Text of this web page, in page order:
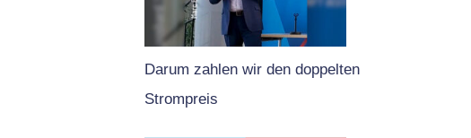
Darum zahlen wir den doppelten
Strompreis